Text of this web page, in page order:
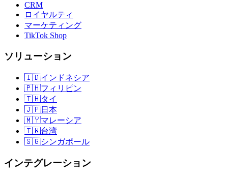
CRM
ロイヤルティ
マーケティング
TikTok Shop
ソリューション
🇮🇩インドネシア
🇵🇭フィリピン
🇹🇭タイ
🇯🇵日本
🇲🇾マレーシア
🇹🇼台湾
🇸🇬シンガポール
インテグレーション